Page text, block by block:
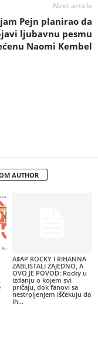
Next article
Pejn planirao da
ljubavnu pesmu
Naomi Kembel
AUTHOR
A$AP ROCKY I RIHANNA
ZABLISTALI ZAJEDNO, A
OVO JE POVOD: Rocky u
izdanju o kojem svi
pričaju, dok fanovi sa
nestrpljenjem iščekuju da
ih...